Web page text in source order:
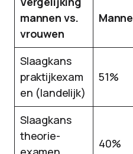
mannen vs.
vrouwen
Slaagkans
praktijkexam
en (landelijk)
51%
Slaagkans
theorie-
40%